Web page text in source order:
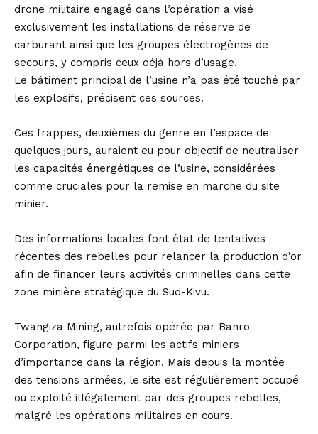
drone militaire engagé dans l’opération a visé
exclusivement les installations de réserve de
carburant ainsi que les groupes électrogènes de
secours, y compris ceux déjà hors d’usage.
Le bâtiment principal de l’usine n’a pas été touché par
les explosifs, précisent ces sources.
Ces frappes, deuxièmes du genre en l’espace de
quelques jours, auraient eu pour objectif de neutraliser
les capacités énergétiques de l’usine, considérées
comme cruciales pour la remise en marche du site
minier.
Des informations locales font état de tentatives
récentes des rebelles pour relancer la production d’or
afin de financer leurs activités criminelles dans cette
zone minière stratégique du Sud-Kivu.
Twangiza Mining, autrefois opérée par Banro
Corporation, figure parmi les actifs miniers
d’importance dans la région. Mais depuis la montée
des tensions armées, le site est régulièrement occupé
ou exploité illégalement par des groupes rebelles,
malgré les opérations militaires en cours.